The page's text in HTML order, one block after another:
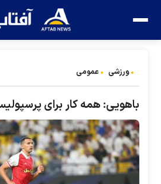
ورزشی عمومی
باهویی: همه کار برای